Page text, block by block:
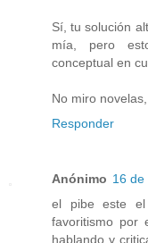
Sí, tu solución
mía, pero
conceptual en
No miro
Responder
Anónimo 16 de
el pibe este
favoritismo por
hablando y